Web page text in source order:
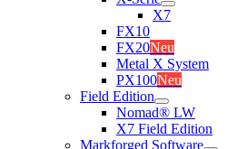
X7
FX10
FX20Neu
Metal X System
PX100Neu
Field Edition
Nomad® LW
X7 Field Edition
Markforged Software